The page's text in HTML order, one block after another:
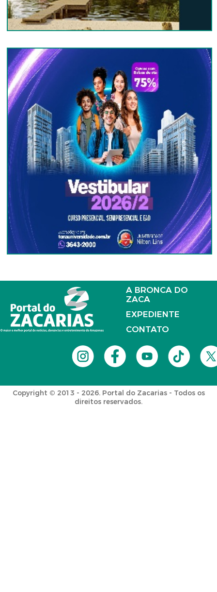
A BRONCA DO
ZACA
EXPEDIENTE
CONTATO
Copyright © 2013 - 2026. Portal do Zacarias - Todos os
direitos reservados.